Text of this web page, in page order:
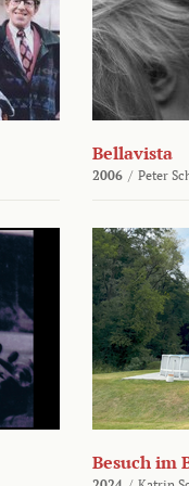
Bellavista
2006 / Peter
Besuch im